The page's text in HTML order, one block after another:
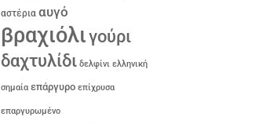
αστέρια αυγό
βραχιόλιγούρι
δαχτυλίδι δελφίνι ελληνική
σημαία επάργυρο επίχρυσα
επαργυρωμένο